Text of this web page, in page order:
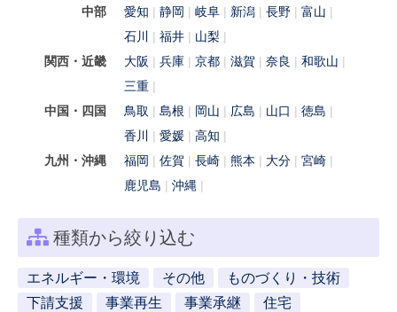
中部
愛知 静岡 岐阜 新潟 長野
富山
石川
福井
山梨
関西・近畿
大阪 兵庫 京都 滋賀 奈良
和歌山
三重
中国・四国
鳥取 島根 岡山 広島 山口
徳島
香川
愛媛
高知
九州・沖縄
福岡 佐賀 長崎 熊本 大分
宮崎
鹿児島
沖縄
種類から絞り込む
エネルギー・環境 その他
ものづくり・技術
下請支援
事業再生 事業承継
住宅